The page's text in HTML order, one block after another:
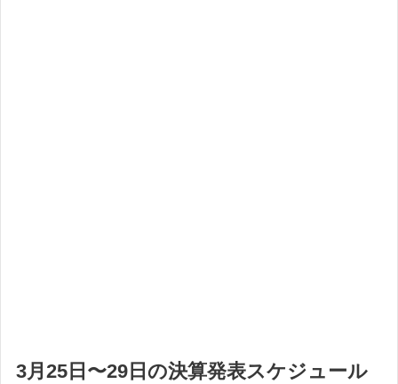
3月25日〜29日の決算発表スケジュール